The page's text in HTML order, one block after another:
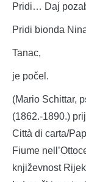
Pridi… Daj
Pridi bionda
Tanac,
je počel.
(Mario Schittar,
(1862.-1890.)
Città di carta/
Fiume
književnost